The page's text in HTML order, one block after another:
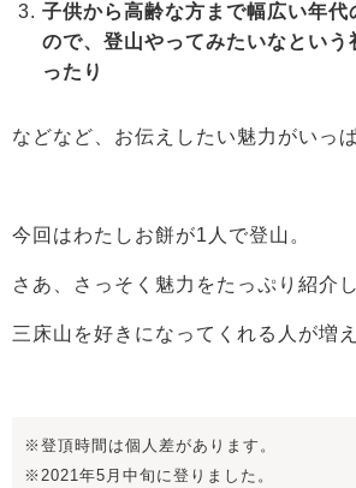
子供から高齢な方まで幅広い年代
ので、登山やってみたいなという
ったり
などなど、お伝えしたい魅力がいっぱ
今回はわたしお餅が1人で登山。
さあ、さっそく魅力をたっぷり紹介
三床山を好きになってくれる人が増
※登頂時間は個人差があります。
※2021年5月中旬に登りました。